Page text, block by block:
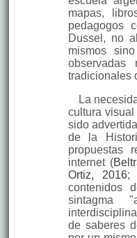
mapas,
pedagogos
Dussel, no
mismos
tradicionales
La
cultura
sido
de la
propuestas
internet (
Ortiz, 2016;
contenidos
sintagma
de saberes